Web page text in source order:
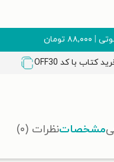
| ۸۸,۰۰۰ تومان
OFF30
مشخصاتنظرات (۰)